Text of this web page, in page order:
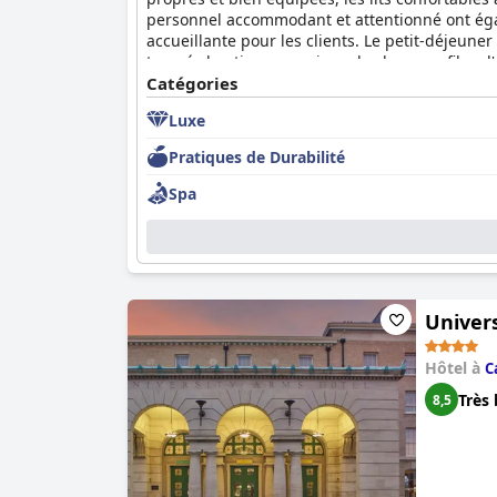
personnel accommodant et attentionné ont
accueillante pour les clients. Le petit-
trouvé chaotique en raison des longues files
le parking n'a pas toujours été à la hauteur,
expérience vraiment luxueuse et agréable.
Catégories
Luxe
Pratiques de Durabilité
Spa
Hôtel à
8,5 Très